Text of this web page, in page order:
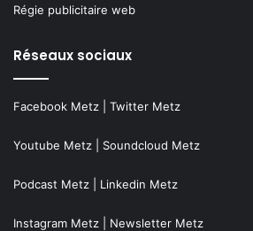
Régie publicitaire web
Réseaux sociaux
Facebook Metz Twitter Metz
Youtube Metz Soundcloud Metz
Podcast Metz Linkedin Metz
Instagram Metz Newsletter Metz